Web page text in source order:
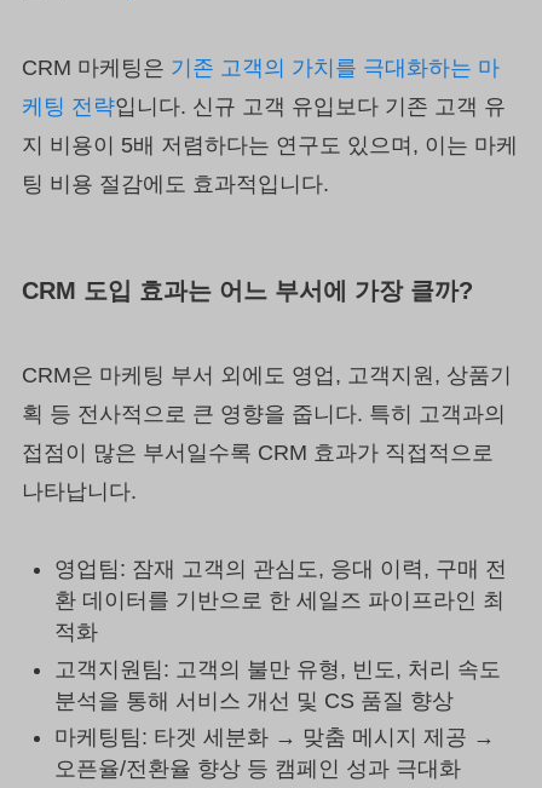
CRM 마케팅은 기존 고객의 가치를 극대화하는 마
케팅 전략입니다. 신규 고객 유입보다 기존 고객 유
지 비용이 5배 저렴하다는 연구도 있으며, 이는 마케
팅 비용 절감에도 효과적입니다.
CRM 도입 효과는 어느 부서에 가장 클까?
CRM은 마케팅 부서 외에도 영업, 고객지원, 상품기
획 등 전사적으로 큰 영향을 줍니다. 특히 고객과의
접점이 많은 부서일수록 CRM 효과가 직접적으로
나타납니다.
영업팀: 잠재 고객의 관심도, 응대 이력, 구매 전
환 데이터를 기반으로 한 세일즈 파이프라인 최
적화
고객지원팀: 고객의 불만 유형, 빈도, 처리 속도
분석을 통해 서비스 개선 및 CS 품질 향상
마케팅팀: 타겟 세분화 → 맞춤 메시지 제공 →
오픈율/전환율 향상 등 캠페인 성과 극대화